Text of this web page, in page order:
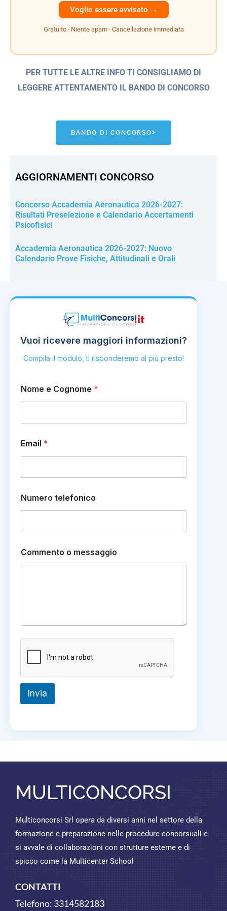
Gratuito · Niente spam · Cancellazione immediata
PER TUTTE LE ALTRE INFO TI CONSIGLIAMO DI
LEGGERE ATTENTAMENTO IL BANDO DI CONCORSO
BANDO DI CONCORSO
AGGIORNAMENTI CONCORSO
Concorso Accademia Aeronautica 2026-2027:
Risultati Preselezione e Calendario Accertamenti
Psicofisici
Accademia Aeronautica 2026-2027: Nuovo
Calendario Prove Fisiche, Attitudinali e Orali
Vuoi ricevere maggiori informazioni?
Compila il modulo, ti risponderemo al più presto!
Nome e Cognome *
Email *
Numero telefonico
o
m
o
Commento o messaggio
Invia
MULTICONCORSI
Multiconcorsi Srl opera da diversi anni nel settore della
formazione e preparazione nelle procedure concorsuali e
si avvale di collaborazioni con strutture esterne e di
spicco come la Multicenter School
CONTATTI
Telefono: 3314582183